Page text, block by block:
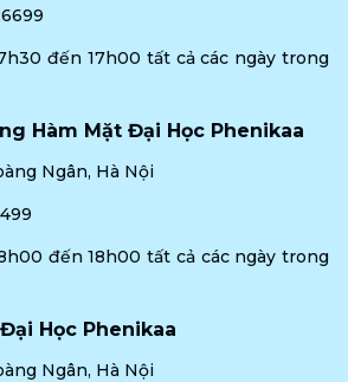
đến 17h00 tất cả các ngày trong
Hàm Mặt Đại Học Phenikaa
Ngân, Hà Nội
đến 18h00 tất cả các ngày trong
Học Phenikaa
Ngân, Hà Nội